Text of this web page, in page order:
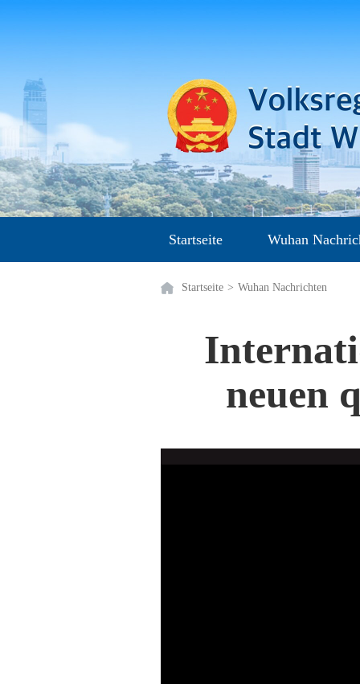
Startseite Wuhan
Startseite > Wuhan Nachrichten
neuen